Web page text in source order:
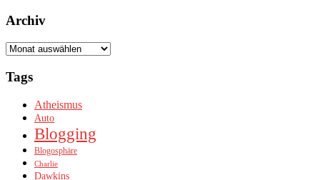
Archiv
Archiv
Tags
Atheismus
Auto
Blogging
Blogosphäre
Charlie
Dawkins